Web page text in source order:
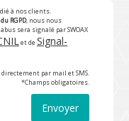
à nos clients.
RGPD, nous nous
sera signalé par SWOAX
et de Signal-
par mail et SMS.
*Champs obligatoires.
Envoyer